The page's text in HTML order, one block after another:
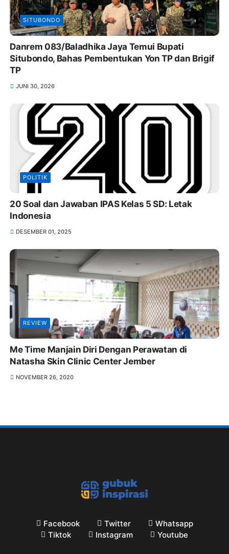
SITUBONDO
Danrem 083/Baladhika Jaya Temui Bupati
Situbondo, Bahas Pembentukan Yon TP dan Brigif
TP
JUNI 30, 2026
POLITIK
20 Soal dan Jawaban IPAS Kelas 5 SD: Letak
Indonesia
DESEMBER 01, 2025
REVIEW
Me Time Manjain Diri Dengan Perawatan di
Natasha Skin Clinic Center Jember
NOVEMBER 26, 2020
Facebook Twitter
Whatsapp
Tiktok
Instagram Youtube